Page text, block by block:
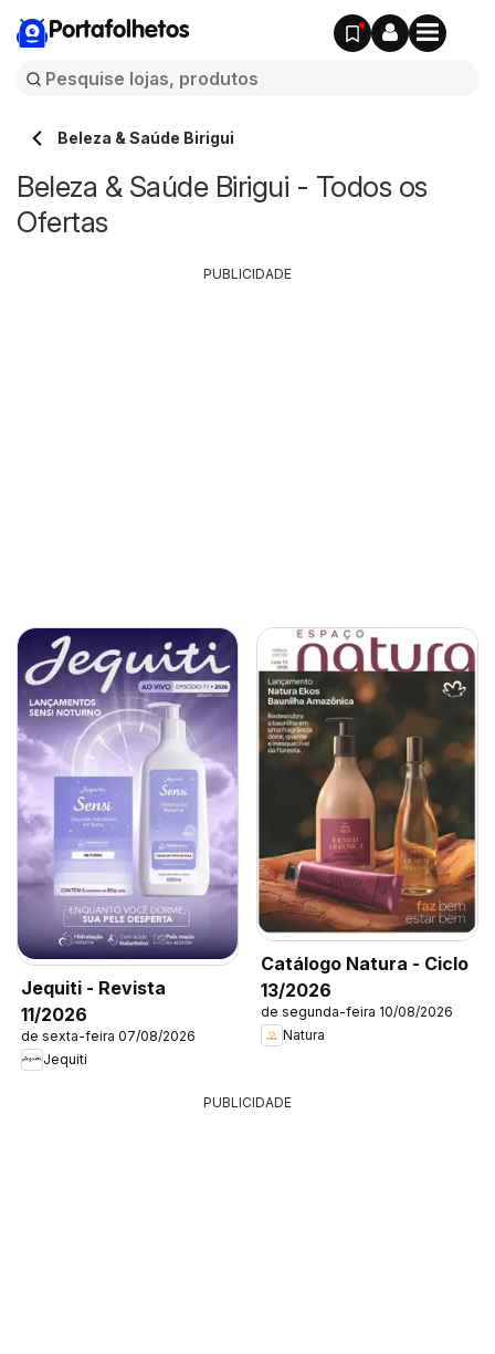
Portafolhetos
Beleza & Saúde Birigui
Beleza & Saúde Birigui - Todos os
Ofertas
Jequiti - Revista
11/2026
de sexta-feira 07/08/2026
Jequiti
Catálogo Natura - Ciclo
13/2026
de segunda-feira 10/08/2026
Natura
PUBLICIDADE
PUBLICIDADE